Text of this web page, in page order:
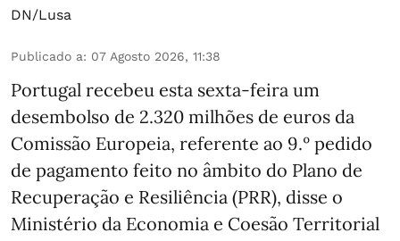
DN/Lusa
Publicado a: 07 Agosto 2026, 11:38
Portugal recebeu esta sexta-feira um
desembolso de 2.320 milhões de euros da
Comissão Europeia, referente ao 9.º pedido
de pagamento feito no âmbito do Plano de
Recuperação e Resiliência (PRR), disse o
Ministério da Economia e Coesão Territorial